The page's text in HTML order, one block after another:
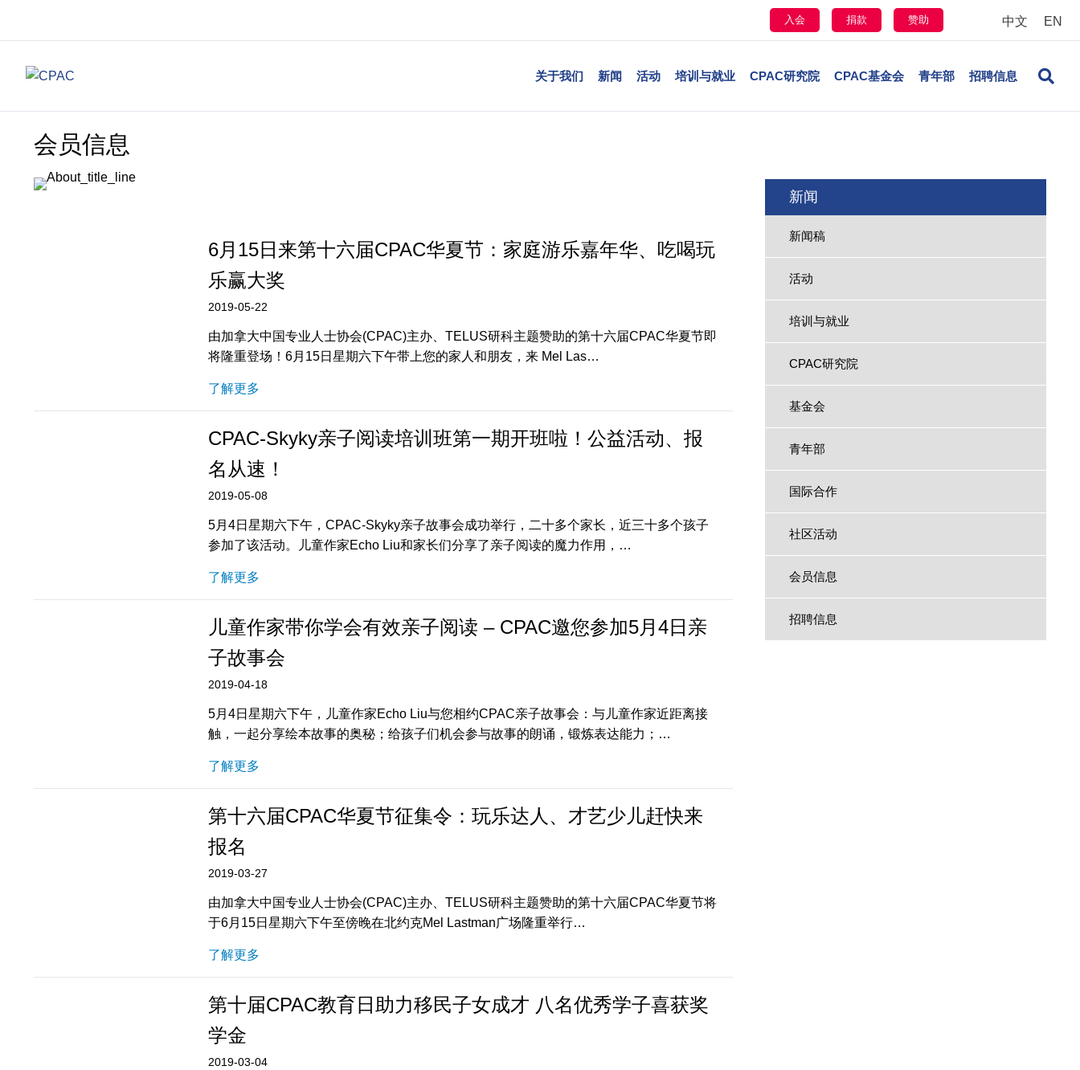
入会 捐款 赞助 中文 EN
关于我们 新闻 活动 培训与就业 CPAC研究院 CPAC基金会 青年部 招聘信息
会员信息
6月15日来第十六届CPAC华夏节：家庭游乐嘉年华、吃喝玩
乐赢大奖
2019-05-22
由加拿大中国专业人士协会(CPAC)主办、TELUS研科主题赞助的第十六届CPAC华夏节即
将隆重登场！6月15日星期六下午带上您的家人和朋友，来 Mel Las…
了解更多
CPAC-Skyky亲子阅读培训班第一期开班啦！公益活动、报
名从速！
2019-05-08
5月4日星期六下午，CPAC-Skyky亲子故事会成功举行，二十多个家长，近三十多个孩子
参加了该活动。儿童作家Echo Liu和家长们分享了亲子阅读的魔力作用，…
了解更多
儿童作家带你学会有效亲子阅读 – CPAC邀您参加5月4日亲
子故事会
2019-04-18
5月4日星期六下午，儿童作家Echo Liu与您相约CPAC亲子故事会：与儿童作家近距离接
触，一起分享绘本故事的奥秘；给孩子们机会参与故事的朗诵，锻炼表达能力；…
了解更多
第十六届CPAC华夏节征集令：玩乐达人、才艺少儿赶快来
报名
2019-03-27
由加拿大中国专业人士协会(CPAC)主办、TELUS研科主题赞助的第十六届CPAC华夏节将
于6月15日星期六下午至傍晚在北约克Mel Lastman广场隆重举行…
了解更多
第十届CPAC教育日助力移民子女成才 八名优秀学子喜获奖
学金
2019-03-04
新闻
新闻稿
活动
培训与就业
CPAC研究院
基金会
青年部
国际合作
社区活动
会员信息
招聘信息